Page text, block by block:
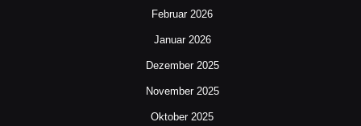
Februar 2026
Januar 2026
Dezember 2025
November 2025
Oktober 2025